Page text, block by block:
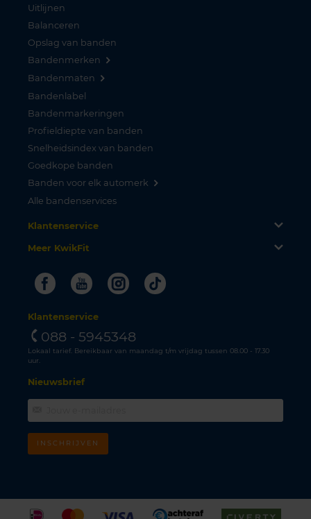
Uitlijnen
Balanceren
Opslag van banden
Bandenmerken
Bandenmaten
Bandenlabel
Bandenmarkeringen
Profieldiepte van banden
Snelheidsindex van banden
Goedkope banden
Banden voor elk automerk
Alle bandenservices
Klantenservice
Meer KwikFit
FacebookYoutubeInstagram
Tiktok
Klantenservice
088 - 5945348
Lokaal tarief. Bereikbaar van maandag t/m vrijdag tussen 08.00 - 17.30
uur.
Nieuwsbrief
INSCHRIJVEN